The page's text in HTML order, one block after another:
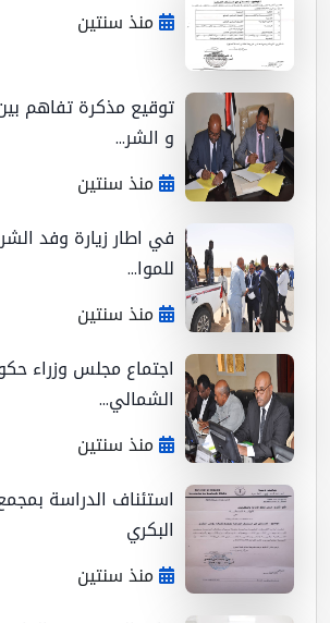
منذ سنتين
توقيع مذكرة تفاهم بين
و الشر...
منذ سنتين
في اطار زيارة وفد الشركة
للموا...
منذ سنتين
اجتماع مجلس وزراء حكومة
الشمالي...
منذ سنتين
استئناف الدراسة بمجمع
البكري
منذ سنتين